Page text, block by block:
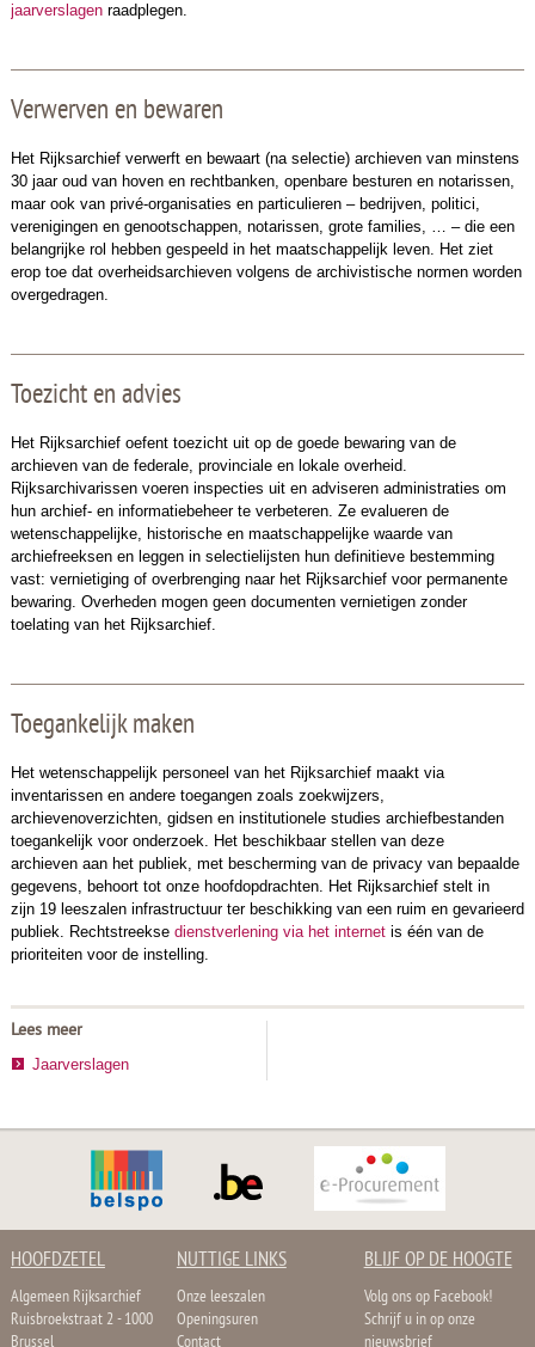
jaarverslagenraadplegen.
Verwerven en bewaren
Het Rijksarchief verwerft en bewaart (na selectie) archieven van minstens
30 jaar oud van hoven en rechtbanken, openbare besturen en notarissen,
maar ook van privé-organisaties en particulieren – bedrijven, politici,
verenigingen en genootschappen, notarissen, grote families, … – die een
belangrijke rol hebben gespeeld in het maatschappelijk leven. Het ziet
erop toe dat overheidsarchieven volgens de archivistische normen worden
overgedragen.
Toezicht en advies
Het Rijksarchief oefent toezicht uit op de goede bewaring van de
archieven van de federale, provinciale en lokale overheid.
Rijksarchivarissen voeren inspecties uit en adviseren administraties om
hun archief- en informatiebeheer te verbeteren. Ze evalueren de
wetenschappelijke, historische en maatschappelijke waarde van
archiefreeksen en leggen in selectielijsten hun definitieve bestemming
vast: vernietiging of overbrenging naar het Rijksarchief voor permanente
bewaring. Overheden mogen geen documenten vernietigen zonder
toelating van het Rijksarchief.
Toegankelijk maken
Het wetenschappelijk personeel van het Rijksarchief maakt via
inventarissen en andere toegangen zoals zoekwijzers,
archievenoverzichten, gidsen en institutionele studies archiefbestanden
toegankelijk voor onderzoek. Het beschikbaar stellen van deze
archieven aan het publiek, met bescherming van de privacy van bepaalde
gegevens, behoort tot onze hoofdopdrachten. Het Rijksarchief stelt in
zijn 19 leeszalen infrastructuur ter beschikking van een ruim en gevarieerd
publiek. Rechtstreekse dienstverlening via het internetis één van de
prioriteiten voor de instelling.
Lees meer
Jaarverslagen
HOOFDZETEL
Algemeen Rijksarchief
Ruisbroekstraat 2 - 1000
NUTTIGE LINKS
Onze leeszalen
Openingsuren
BLIJF OP DE HOOGTE
Volg ons op Facebook!
Schrijf u in op onze